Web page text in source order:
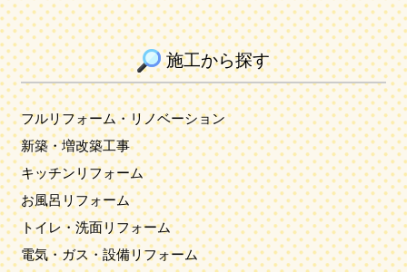
施工から探す
フルリフォーム・リノベーション
新築・増改築工事
キッチンリフォーム
お風呂リフォーム
トイレ・洗面リフォーム
電気・ガス・設備リフォーム